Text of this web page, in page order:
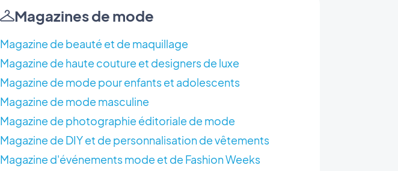
Magazines de mode
Magazine de beauté et de maquillage
Magazine de haute couture et designers de luxe
Magazine de mode pour enfants et adolescents
Magazine de mode masculine
Magazine de photographie éditoriale de mode
Magazine de DIY et de personnalisation de vêtements
Magazine d'événements mode et de Fashion Weeks